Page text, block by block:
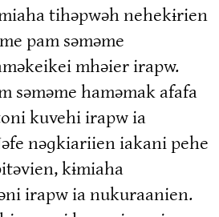
tihəpwəh nehekɨrien
pam səməme
mhəier irapw.
səməme haməmak afafa
kuvehi irapw ia
nəɡkiariien iakani pehe
kɨmiaha
irapw ia nukuraanien.